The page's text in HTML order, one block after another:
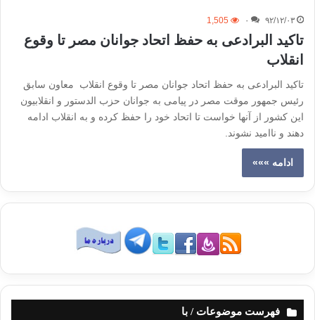
۹۲/۱۲/۰۳ ۰ 1,505
تاکید البرادعی به حفظ اتحاد جوانان مصر تا وقوع
انقلاب
تاکید البرادعی به حفظ اتحاد جوانان مصر تا وقوع انقلاب معاون سابق
رئیس جمهور موقت مصر در پیامی به جوانان حزب الدستور و انقلابیون
این کشور از آنها خواست تا اتحاد خود را حفظ کرده و به انقلاب ادامه
دهند و ناامید نشوند.
ادامه »»»
فهرست موضوعات / با